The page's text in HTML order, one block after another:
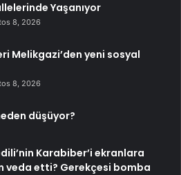
Yaşanıyor
8, 2026
Melikgazi’den yeni sosyal
8, 2026
düşüyor?
Karabiber’i ekranlara
veda etti? Gerekçesi bomba